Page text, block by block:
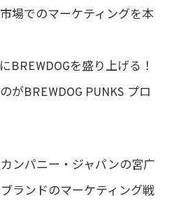
場でのマーケティングを本
BREWDOGを盛り上げる！
がBREWDOG PUNKS プロ
ンパニー・ジャパンの宮广
ランドのマーケティング戦